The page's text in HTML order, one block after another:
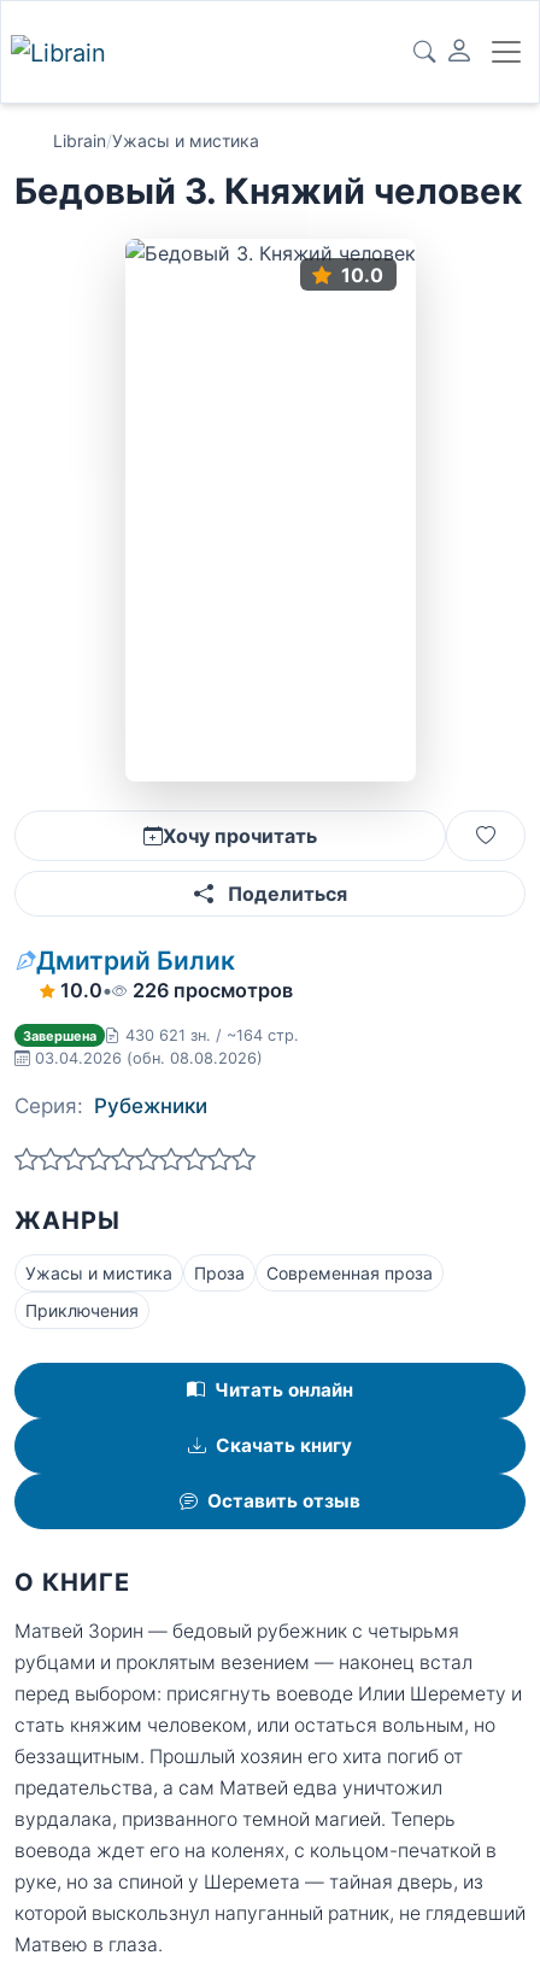
Librain/Ужасы и мистика
Бедовый 3. Княжий человек
10.0
Хочу прочитать
Поделиться
Дмитрий Билик
10.0• 226 просмотров
Завершена
430 621 зн. / ~164 стр.
03.04.2026 (обн. 08.08.2026)
Серия: Рубежники
ЖАНРЫ
Ужасы и мистика Проза
Современная проза
Приключения
Читать онлайн
Скачать книгу
Оставить отзыв
О КНИГЕ
Матвей Зорин — бедовый рубежник с четырьмя
рубцами и проклятым везением — наконец встал
перед выбором: присягнуть воеводе Илии Шеремету и
стать княжим человеком, или остаться вольным, но
беззащитным. Прошлый хозяин его хита погиб от
предательства, а сам Матвей едва уничтожил
вурдалака, призванного темной магией. Теперь
воевода ждет его на коленях, с кольцом-печаткой в
руке, но за спиной у Шеремета — тайная дверь, из
которой выскользнул напуганный ратник, не глядевший
Матвею в глаза.